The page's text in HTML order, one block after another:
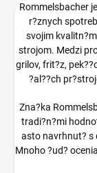
Rommelsbacher
r?znych
svojim
strojom. Medzi
grilov, frit?z,
?al??ch
Zna?ka
tradi?n?mi
asto navrhnut? s
Mnoho ?ud?